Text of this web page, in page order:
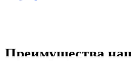
Преимущества